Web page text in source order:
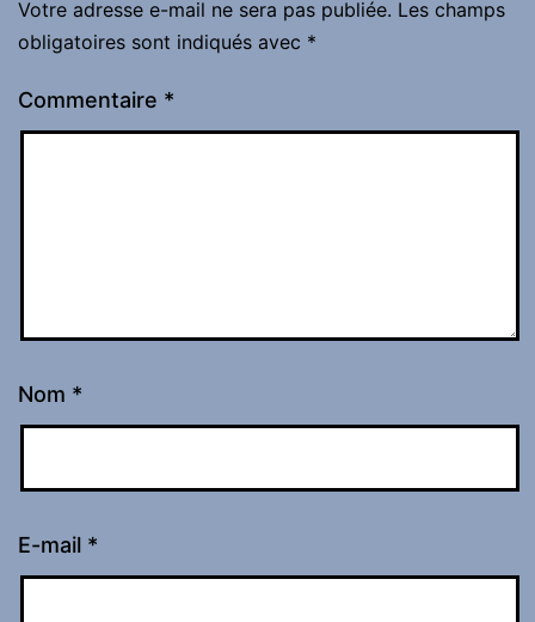
Votre adresse e-mail ne sera pas publiée. Les champs
obligatoires sont indiqués avec *
Commentaire *
Nom *
E-mail *